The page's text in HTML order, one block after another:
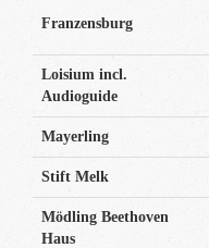
Franzensburg
Loisium incl.
Audioguide
Mayerling
Stift Melk
Mödling Beethoven
Haus